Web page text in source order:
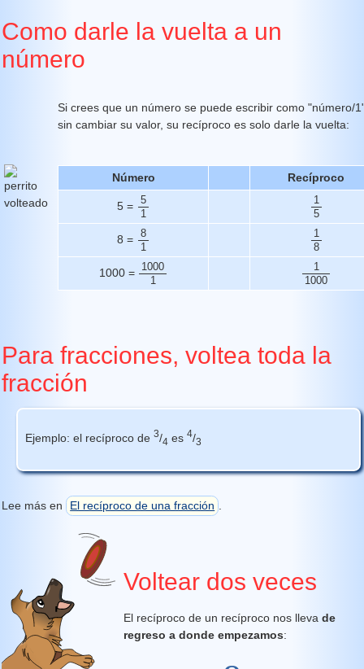
Como darle la vuelta a un
número
Si crees que un número se puede escribir como "número/
sin cambiar su valor, su recíproco es solo darle la vuelta:
Número Recíproco
5 = 5
1
1
5
8 = 8
1
1
8
1000 = 1000
1
1
1000
Para fracciones, voltea toda la
fracción
Ejemplo: el recíproco de 3/4 es 4/3
Lee más en El recíproco de una fracción
Voltear dos veces
El recíproco de un recíproco nos lleva de
regreso a donde empezamos: